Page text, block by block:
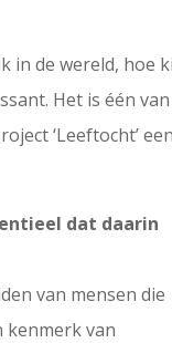
in de wereld, hoe
Het is één van
‘Leeftocht’ een
dat daarin
van mensen die
kenmerk van